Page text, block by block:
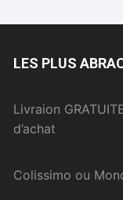
LES PLUS
Livraion
d’achat
Colissimo ou